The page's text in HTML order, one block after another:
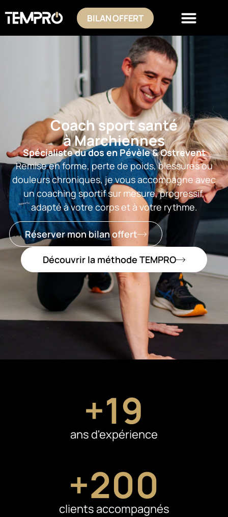
BILAN OFFERT
Coach sport santé
à Marchiennes
Spécialiste du dos en Pévèle & Ostrevent
Remise en forme, perte de poids, blessures ou
douleurs chroniques, je vous accompagne avec
un coaching sportif sur mesure, progressif,
adapté à votre corps et à votre rythme.
Réserver mon bilan offert
Découvrir la méthode TEMPRO
ans d'expérience
+19
clients accompagnés
+200